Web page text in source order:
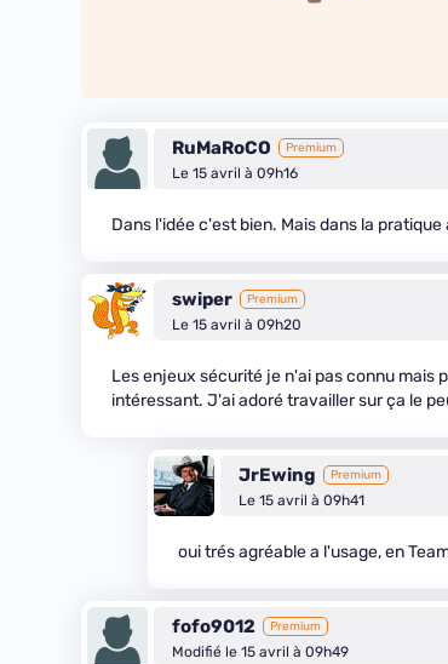
RuMaRoCO Premium
Le 15 avril à 09h16
Dans l'idée c'est bien. Mais dans la
swiper Premium
Le 15 avril à 09h20
Les enjeux sécurité je n'ai pas connu mais
intéressant. J'ai adoré travailler sur ça le
JrEwing Premium
Le 15 avril à 09h41
oui trés agréable a l'usage, en
fofo9012 Premium
Modifié le 15 avril à 09h49